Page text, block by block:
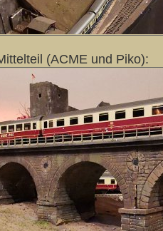
(ACME und Piko):